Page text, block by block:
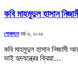
কবি মাহমুদুল হাসান
শোকাহত মার্চ ৬, ২০২৬
কবি মাহমুদুল হাসান নিজামী
ভাই হৃদযন্ত্রের ক্রিয়া…